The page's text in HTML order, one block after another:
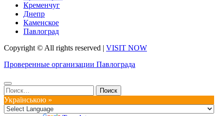
Кременчуг
Днепр
Каменское
Павлоград
Copyright © All rights reserved | VISIT NOW
Проверенные организации Павлограда
Найти:
Українською »